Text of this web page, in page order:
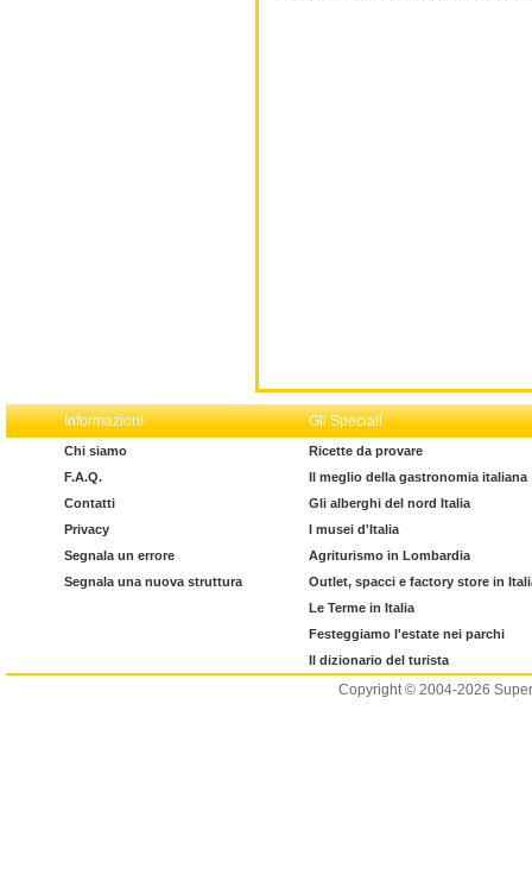
Informazioni Gli Speciali
Chi siamo
F.A.Q.
Contatti
Privacy
Segnala un errore
Segnala una nuova struttura
Ricette da provare
Il meglio della gastronomia italiana
Gli alberghi del nord Italia
I musei d'Italia
Agriturismo in Lombardia
Outlet, spacci e factory store in
Le Terme in Italia
Festeggiamo l'estate nei parchi
Il dizionario del turista
Copyright © 2004-2026